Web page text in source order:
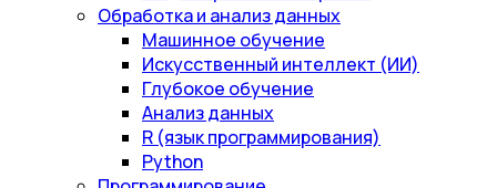
Обработка и анализ данных
Машинное обучение
Искусственный интеллект (ИИ)
Глубокое обучение
Анализ данных
R (язык программирования)
Python